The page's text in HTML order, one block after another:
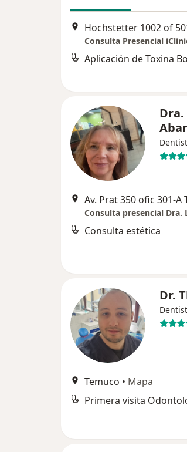
Hochstetter 1002 of
Consulta Presencial
Av. Prat 350 ofic 301-A
Consulta presencial Dra.
Consulta estética
Dr.
Temuco • Mapa
Primera visita